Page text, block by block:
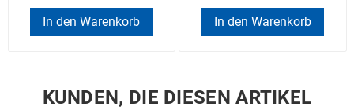
In den Warenkorb In den Warenkorb
KUNDEN, DIE DIESEN ARTIKEL